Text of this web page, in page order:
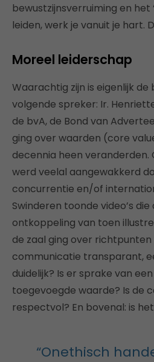
bewustzijnsverruiming en het
leiden, werk je vanuit je hart.
Moreel leiderschap
Waarachtig zijn is eigenlijk de
volgende spreker: Ir.
de bvA, de Bond van
ging over waarden (core
decennia heen veranderden.
werd veelal aangewakkerd
concurrentie en/of
Swinderen toonde video’s
ontkoppeling van toen
de zaal ging over richtpunten
communicatie transparant,
duidelijk? Is er sprake van
toegevoegde waarde? Is de
respectvol? En bovenal: is
“Onethisch